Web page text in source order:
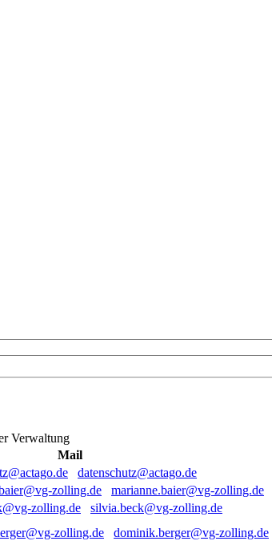
Verwaltung
Mail
datenschutz@actago.de
marianne.baier@vg-zolling.de
silvia.beck@vg-zolling.de
dominik.berger@vg-zolling.de